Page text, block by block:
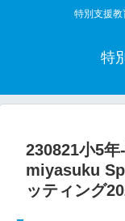
特別支援教
特
230821小5
miyasuku
ッティング